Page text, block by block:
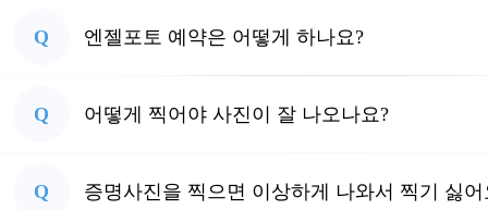
Q 엔젤포토 예약은 어떻게 하나요?
Q 어떻게 찍어야 사진이 잘 나오나요?
Q 증명사진을 찍으면 이상하게 나와서 찍기 싫어